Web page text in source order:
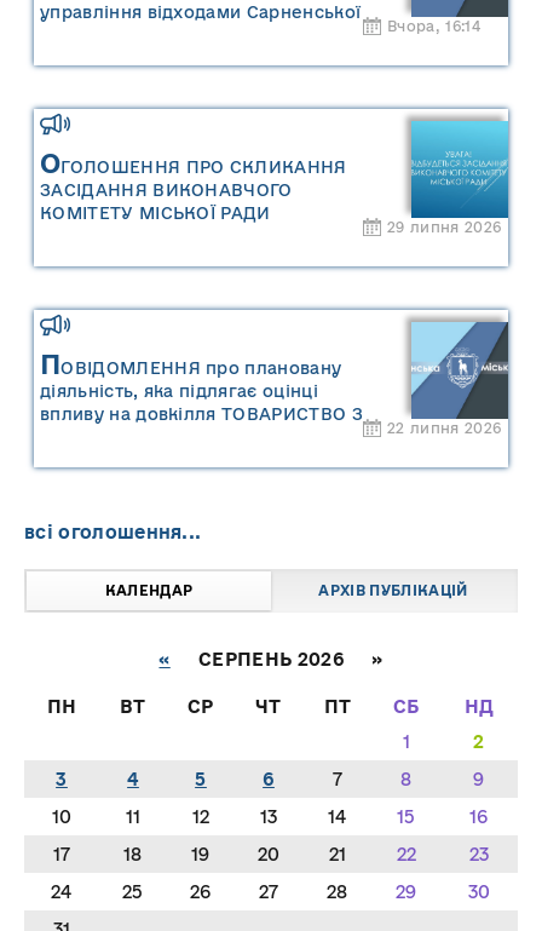
управління відходами Сарненської
міської територіальної громади» та
управління відходами Сарненської
міської територіальної громади»
Вчора, 16:14
ОГОЛОШЕННЯ ПРО СКЛИКАННЯ
ЗАСІДАННЯ ВИКОНАВЧОГО
КОМІТЕТУ МІСЬКОЇ РАДИ
29 липня 2026
ПОВІДОМЛЕННЯ про плановану
діяльність, яка підлягає оцінці
впливу на довкілля ТОВАРИСТВО З
22 липня 2026
всі оголошення...
КАЛЕНДАР АРХІВ ПУБЛІКАЦІЙ
« СЕРПЕНЬ 2026 »
ПН ВТ СР ЧТ ПТ СБ
НД
1
2
3
4 5 6 7 8
9
10
11 12 13 14 15
16
17
18 19 20 21 22
23
24
25 26 27 28 29
30